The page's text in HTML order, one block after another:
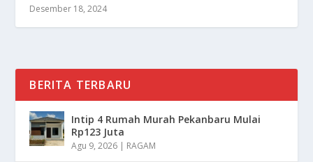
Desember 18, 2024
BERITA TERBARU
Intip 4 Rumah Murah Pekanbaru Mulai
Rp123 Juta
Agu 9, 2026 | RAGAM